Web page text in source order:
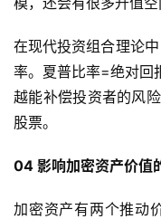
在现代投资组合理论
率。夏普比率=绝对回
越能补偿投资者的风
股票。
04 影响加密资产价值
加密资产有两个推动